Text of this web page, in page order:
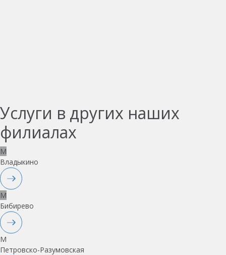
Услуги в других наших
филиалах
M
Владыкино
M
Бибирево
M
Петровско-Разумовская